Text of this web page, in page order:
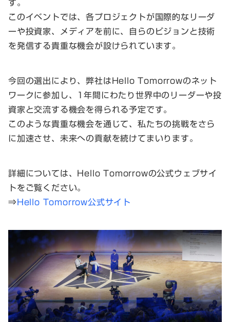
す。
このイベントでは、各プロジェクトが国際的なリーダ
ーや投資家、メディアを前に、自らのビジョンと技術
を発信する貴重な機会が設けられています。
今回の選出により、弊社はHello Tomorrowのネット
ワークに参加し、1年間にわたり世界中のリーダーや投
資家と交流する機会を得られる予定です。
このような貴重な機会を通じて、私たちの挑戦をさら
に加速させ、未来への貢献を続けてまいります。
詳細については、Hello Tomorrowの公式ウェブサイ
トをご覧ください。
⇒Hello Tomorrow公式サイト